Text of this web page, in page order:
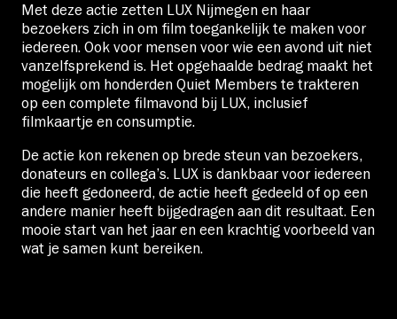
Met deze actie zetten LUX Nijmegen en haar
bezoekers zich in om film toegankelijk te maken voor
iedereen. Ook voor mensen voor wie een avond uit niet
vanzelfsprekend is. Het opgehaalde bedrag maakt het
mogelijk om honderden Quiet Members te trakteren
op een complete filmavond bij LUX, inclusief
filmkaartje en consumptie.
De actie kon rekenen op brede steun van bezoekers,
donateurs en collega’s. LUX is dankbaar voor iedereen
die heeft gedoneerd, de actie heeft gedeeld of op een
andere manier heeft bijgedragen aan dit resultaat. Een
mooie start van het jaar en een krachtig voorbeeld van
wat je samen kunt bereiken.